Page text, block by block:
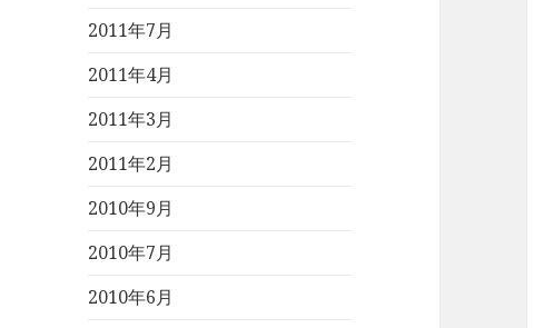
2011年7月
2011年4月
2011年3月
2011年2月
2010年9月
2010年7月
2010年6月